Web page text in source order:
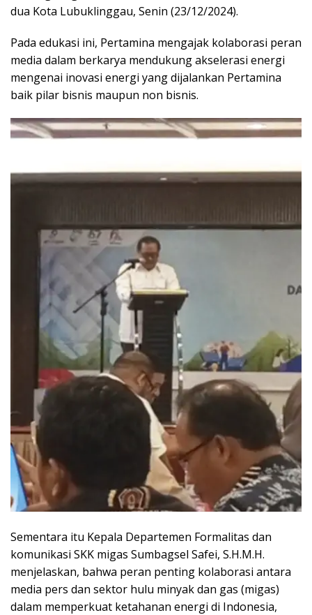
dua Kota Lubuklinggau, Senin (23/12/2024).
Pada edukasi ini, Pertamina mengajak kolaborasi peran
media dalam berkarya mendukung akselerasi energi
mengenai inovasi energi yang dijalankan Pertamina
baik pilar bisnis maupun non bisnis.
Sementara itu Kepala Departemen Formalitas dan
komunikasi SKK migas Sumbagsel Safei, S.H.M.H.
menjelaskan, bahwa peran penting kolaborasi antara
media pers dan sektor hulu minyak dan gas (migas)
dalam memperkuat ketahanan energi di Indonesia,